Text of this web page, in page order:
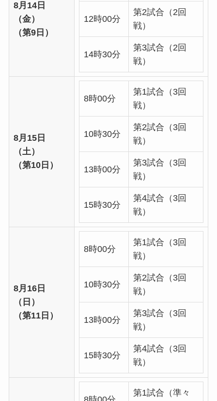
8月14日
（金）
（第9日）
12時00分
第2試合（2回
戦）
14時30分
第3試合（2回
戦）
8月15日
（土）
（第10日）
8時00分
第1試合（3回
戦）
10時30分
第2試合（3回
戦）
13時00分
第3試合（3回
戦）
15時30分
第4試合（3回
戦）
8月16日
（日）
（第11日）
8時00分
第1試合（3回
戦）
10時30分
第2試合（3回
戦）
13時00分
第3試合（3回
戦）
15時30分
第4試合（3回
戦）
第1試合（準々